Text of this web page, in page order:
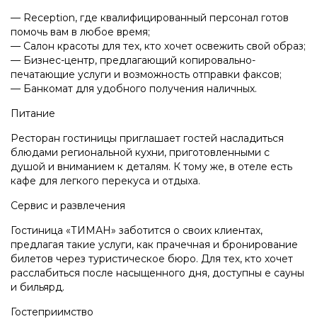
— Reception, где квалифицированный персонал готов
помочь вам в любое время;
— Салон красоты для тех, кто хочет освежить свой образ;
— Бизнес-центр, предлагающий копировально-
печатающие услуги и возможность отправки факсов;
— Банкомат для удобного получения наличных.
Питание
Ресторан гостиницы приглашает гостей насладиться
блюдами региональной кухни, приготовленными с
душой и вниманием к деталям. К тому же, в отеле есть
кафе для легкого перекуса и отдыха.
Сервис и развлечения
Гостиница «ТИМАН» заботится о своих клиентах,
предлагая такие услуги, как прачечная и бронирование
билетов через туристическое бюро. Для тех, кто хочет
расслабиться после насыщенного дня, доступны е сауны
и бильярд.
Гостеприимство